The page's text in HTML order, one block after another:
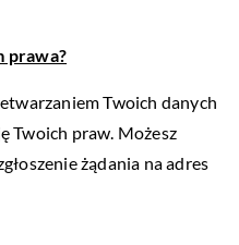
prawa?
Twoich danych
Twoich praw. Możesz
żądania na adres